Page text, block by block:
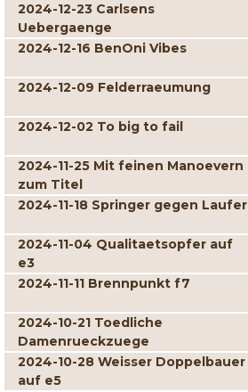
2024-12-23 Carlsens
Uebergaenge
2024-12-16 BenOni Vibes
2024-12-09 Felderraeumung
2024-12-02 To big to fail
2024-11-25 Mit feinen Manoevern
zum Titel
2024-11-18 Springer gegen Laufer
2024-11-04 Qualitaetsopfer auf
e3
2024-11-11 Brennpunkt f7
2024-10-21 Toedliche
Damenrueckzuege
2024-10-28 Weisser Doppelbauer
auf e5